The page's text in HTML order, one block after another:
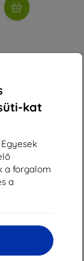
kat
a forgalom
a